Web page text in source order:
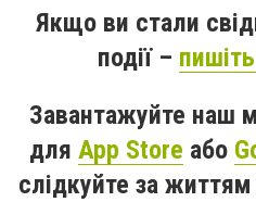
Якщо ви стали
події –
Завантажуйте наш
для App Store або
слідкуйте за